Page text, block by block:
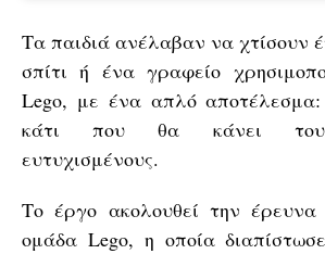
Τα παιδιά ανέλαβαν να χτίσουν
σπίτι ή ένα γραφείο
Lego, με ένα απλό αποτέλεσμα:
κάτι που θα κάνει
ευτυχισμένους.
Το έργο ακολουθεί την
ομάδα Lego, η οποία